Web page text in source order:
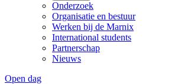
Onderzoek
Organisatie en bestuur
Werken bij de Marnix
International students
Partnerschap
Nieuws
Open dag